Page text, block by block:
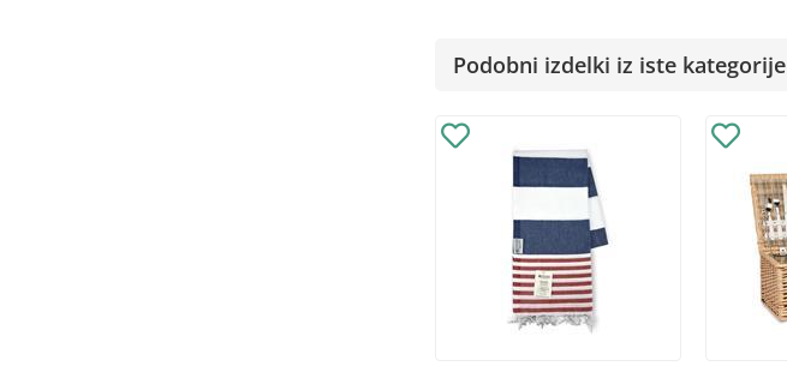
Podobni izdelki iz iste kategorije